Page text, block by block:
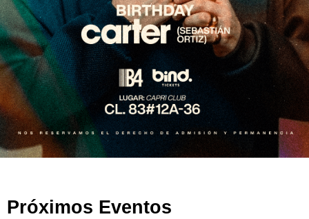
Próximos Eventos